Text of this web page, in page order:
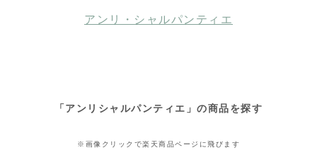
アンリ・シャルパンティエ
「アンリシャルパンティエ」の商品を探す
※画像クリックで楽天商品ページに飛びます